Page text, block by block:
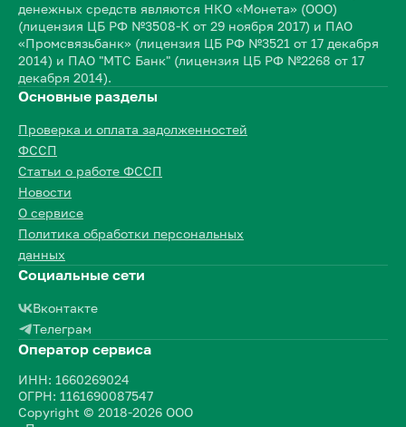
денежных средств являются НКО «Монета» (ООО)
(лицензия ЦБ РФ №3508-К от 29 ноября 2017) и ПАО
«Промсвязьбанк» (лицензия ЦБ РФ №3521 от 17 декабря
2014) и ПАО "МТС Банк" (лицензия ЦБ РФ №2268 от 17
декабря 2014).
Основные разделы
Проверка и оплата задолженностей
ФССП
Статьи о работе ФССП
Новости
О сервисе
Политика обработки персональных
данных
Социальные сети
Вконтакте
Телеграм
Оператор сервиса
ИНН: 1660269024
ОГРН: 1161690087547
Copyright © 2018-2026 ООО